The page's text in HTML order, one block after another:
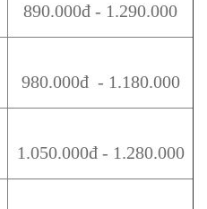
890.000đ - 1.290.000
980.000đ - 1.180.000
1.050.000đ - 1.280.000